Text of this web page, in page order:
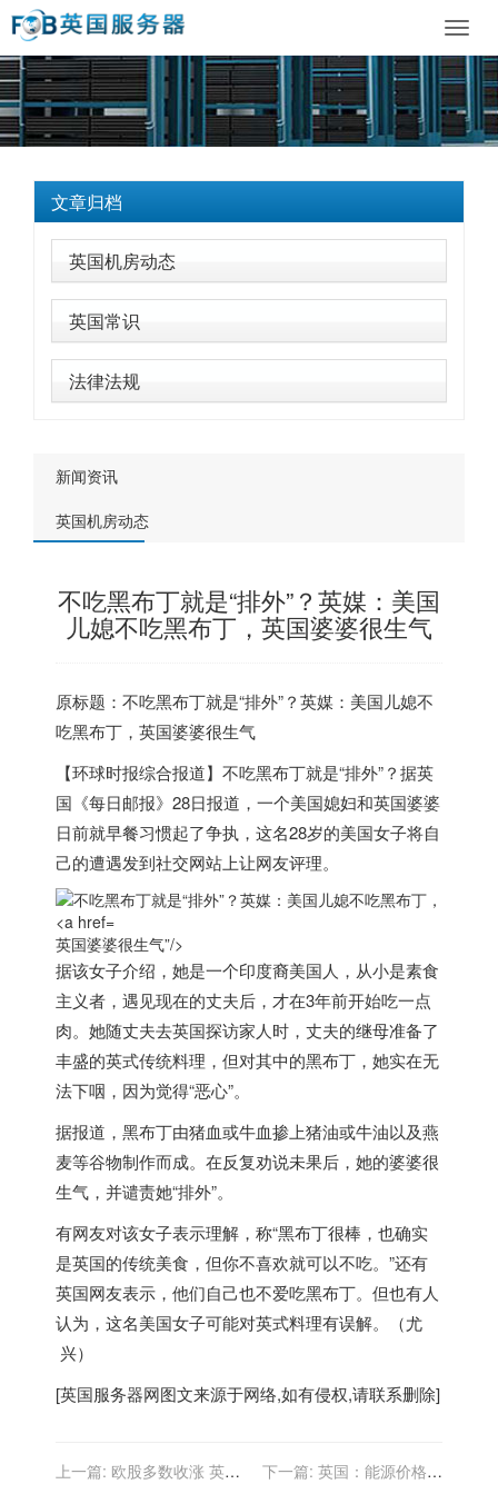
文章归档
英国机房动态
英国常识
法律法规
新闻资讯
英国机房动态
不吃黑布丁就是“排外”？英媒：美国
儿媳不吃黑布丁，英国婆婆很生气
原标题：不吃黑布丁就是“排外”？英媒：美国儿媳不
吃黑布丁， 英国婆婆很生气
【环球时报综合报道】不吃黑布丁就是“排外”？据英
国 《每日邮报》28日报道，一个美国媳妇和英国婆婆
日前就早餐习惯起了争执，这名28岁的美国女子将自
己的遭遇发到社交网站上让网友评理。
英国婆婆很生气”/>
据该女子介绍，她是一个印度裔美国人，从小是素食
主义者，遇见现在的丈夫后，才在3年前开始吃一点
肉。她随丈夫去英国探访家人时，丈夫的继母准备了
丰盛的英式传统料理，但对其中的黑布丁，她实在无
法下咽，因为觉得“恶心”。
据报道，黑布丁由猪血或牛血掺上猪油或牛油以及燕
麦等谷物制作而成。在反复劝说未果后，她的婆婆很
生气，并谴责她“排外”。
有网友对该女子表示理解，称“黑布丁很棒，也确实
是英国的传统美食，但你不喜欢就可以不吃。”还有
英国网友表示，他们自己也不爱吃黑布丁。但也有人
认为，这名美国女子可能对英式料理有误解。（尤
兴）
[英国服务器网图文来源于网络,如有侵权,请联系删除]
上一篇: 欧股多数收涨 英国
下一篇: 英国：能源价格将